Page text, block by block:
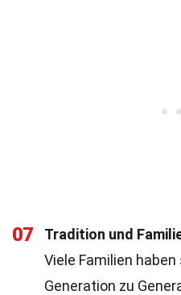
07
Tradition und
Viele Familien
Generation zu